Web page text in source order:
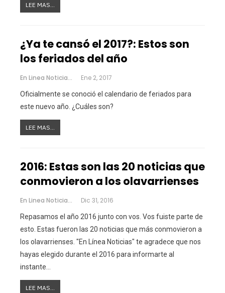
LEE MAS...
¿Ya te cansó el 2017?: Estos son
los feriados del año
En Linea Noticias Ene 2, 2017
Oficialmente se conoció el calendario de feriados para
este nuevo año. ¿Cuáles son?
LEE MAS...
2016: Estas son las 20 noticias que
conmovieron a los olavarrienses
En Linea Noticias Dic 31, 2016
Repasamos el año 2016 junto con vos. Vos fuiste parte de
esto. Estas fueron las 20 noticias que más conmovieron a
los olavarrienses. "En Línea Noticias" te agradece que nos
hayas elegido durante el 2016 para informarte al
instante…
LEE MAS...